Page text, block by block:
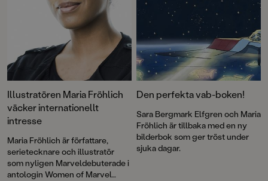
Illustratören Maria Fröhlich
väcker internationellt
intresse
Maria Fröhlich är författare,
serietecknare och illustratör
som nyligen Marveldebuterade i
antologin Women of Marvel
Den perfekta vab-boken!
Sara Bergmark Elfgren och Maria
Fröhlich är tillbaka med en ny
bilderbok som ger tröst under
sjuka dagar.